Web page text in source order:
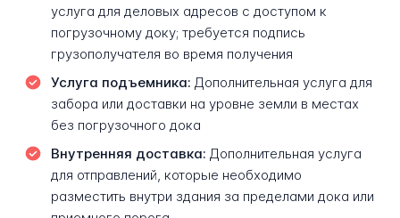
услуга для деловых адресов с доступом к
погрузочному доку; требуется подпись
грузополучателя во время получения
Услуга подъемника: Дополнительная услуга для
забора или доставки на уровне земли в местах
без погрузочного дока
Внутренняя доставка: Дополнительная услуга
для отправлений, которые необходимо
разместить внутри здания за пределами дока или